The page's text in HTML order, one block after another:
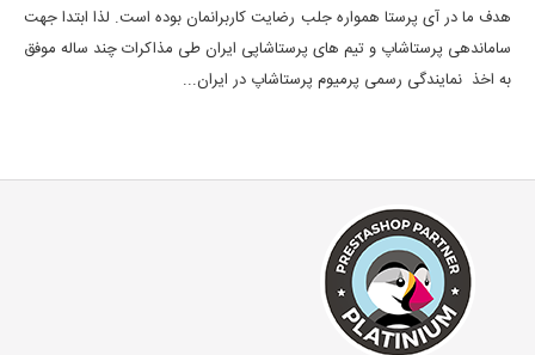
هدف ما در آی پرستا همواره جلب رضایت کاربرانمان بوده است. لذا ابتدا جهت
ساماندهی پرستاشاپ و تیم های پرستاشاپی ایران طی مذاکرات چند ساله موفق
به اخذ نمایندگی رسمی پرمیوم پرستاشاپ در ایران...